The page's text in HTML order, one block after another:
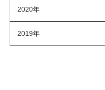
2020年
2019年